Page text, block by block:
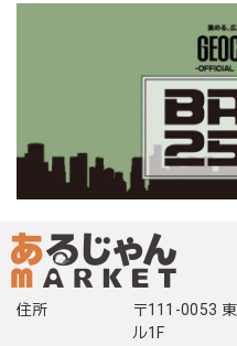
住所
〒111-0053
ル1F